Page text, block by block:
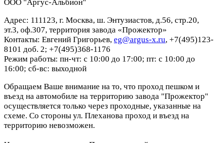
ООО "Аргус-Альбион"
Адрес: 111123, г. Москва, ш. Энтузиастов, д.56, стр.20,
эт.3, оф.307, территория завода «Прожектор»
Контакты: Евгений Григорьев, eg@argus-x.ru, +7(495)123-
8101 доб. 2; +7(495)368-1176
Режим работы: пн-чт: с 10:00 до 17:00; пт: с 10:00 до
16:00; сб-вс: выходной
Обращаем Ваше внимание на то, что проход пешком и
въезд на автомобиле на территорию завода "Прожектор"
осуществляется только через проходные, указанные на
схеме. Со стороны ул. Плеханова проход и въезд на
территорию невозможен.